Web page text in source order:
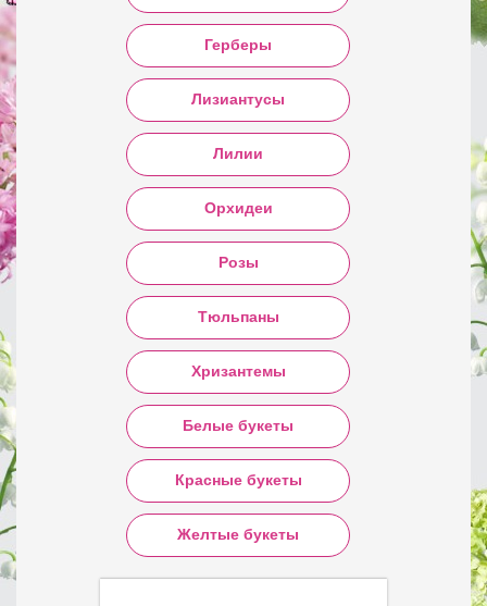
Герберы
Лизиантусы
Лилии
Орхидеи
Розы
Тюльпаны
Хризантемы
Белые букеты
Красные букеты
Желтые букеты